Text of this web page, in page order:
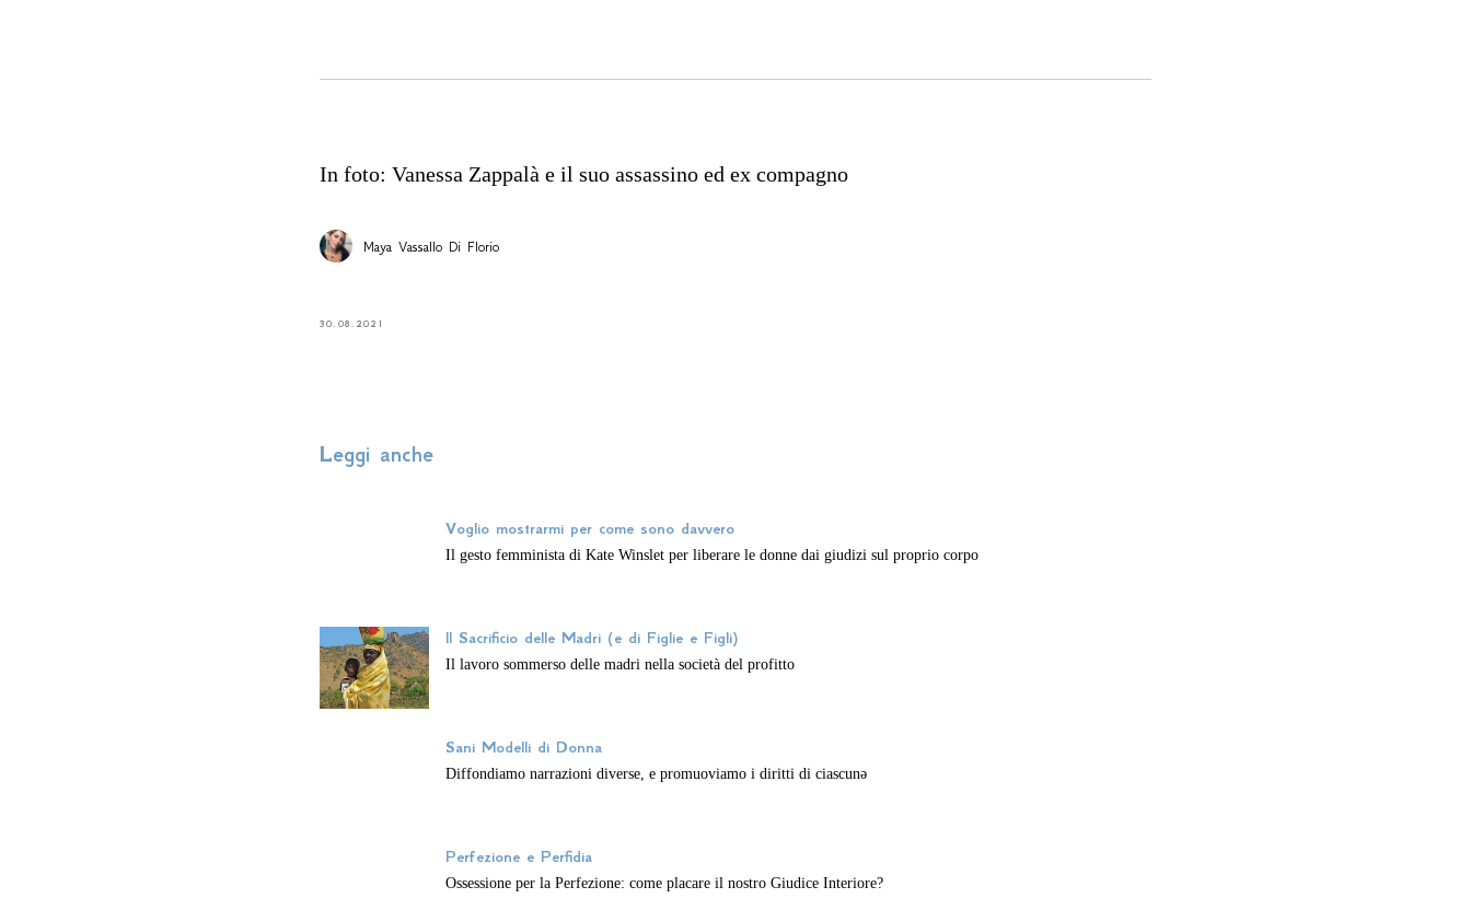
In foto: Vanessa Zappalà e il suo assassino ed ex compagno
Maya Vassallo Di Florio
30.08.2021
Leggi anche
Voglio mostrarmi per come sono davvero
Il gesto femminista di Kate Winslet per liberare le donne dai giudizi sul proprio corpo
Il Sacrificio delle Madri (e di Figlie e Figli)
Il lavoro sommerso delle madri nella società del profitto
Sani Modelli di Donna
Diffondiamo narrazioni diverse, e promuoviamo i diritti di ciascunə
Perfezione e Perfidia
Ossessione per la Perfezione: come placare il nostro Giudice Interiore?